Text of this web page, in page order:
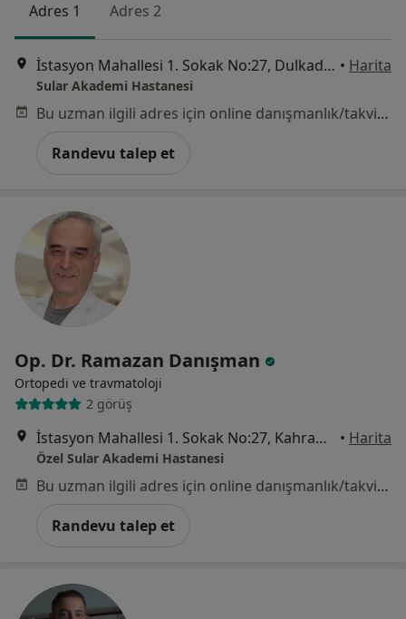
Adres 1 Adres 2
İstasyon Mahallesi 1. Sokak No:27, Dulkadiroğlu / Kahramanmaraş, Kahramanmaraş • Harita
Sular Akademi Hastanesi
Bu uzman ilgili adres için online danışmanlık/takvim sunmuyor.
Randevu talep et
Op. Dr. Ramazan Danışman
Ortopedi ve travmatoloji
2 görüş
İstasyon Mahallesi 1. Sokak No:27, Kahramanmaraş • Harita
Özel Sular Akademi Hastanesi
Bu uzman ilgili adres için online danışmanlık/takvim sunmuyor.
Randevu talep et